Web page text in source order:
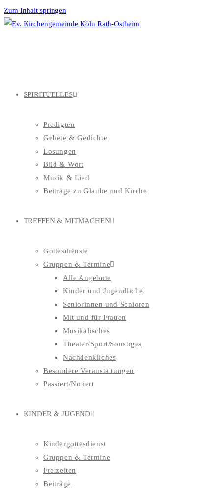
Zum Inhalt springen
SPIRITUELLES
Predigten
Gebete & Gedichte
Losungen
Bild & Wort
Musik & Lied
Beiträge zu Glaube und Kirche
TREFFEN & MITMACHEN
Gottesdienste
Gruppen & Termine
Alle Angebote
Kinder und Jugendliche
Seniorinnen und Senioren
Mit und für Frauen
Musikalisches
Theater/Sport/Sonstiges
Nachdenkliches
Besondere Veranstaltungen
Passiert/Notiert
KINDER & JUGEND
Kindergottesdienst
Gruppen & Termine
Freizeiten
Beiträge